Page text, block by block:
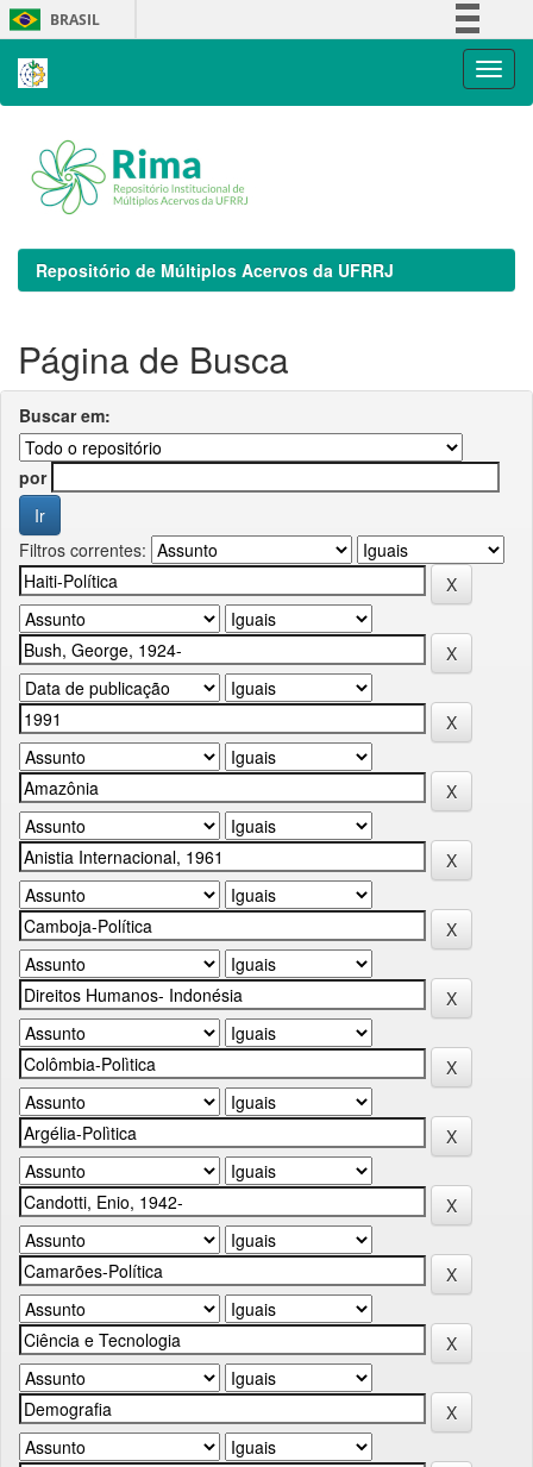
Skip
navigation
BRASIL
Repositório de Múltiplos Acervos da UFRRJ
Página de Busca
Buscar em:
por
Filtros correntes: